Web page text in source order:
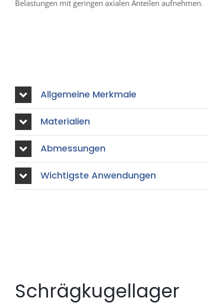
Belastungen mit geringen axialen Anteilen aufnehmen.
Allgemeine Merkmale
Materialien
Abmessungen
Wichtigste Anwendungen
Schrägkugellager